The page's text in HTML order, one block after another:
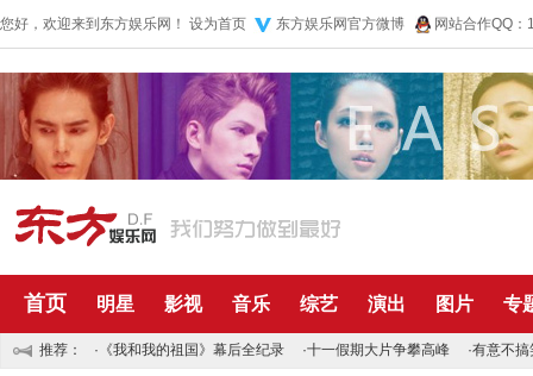
您好，欢迎来到东方娱乐网！ 设为首页 东方娱乐网官方微博 网站合作QQ
首页 明星 影视 音乐 综艺 演出 图片 专
推荐： · 《我和我的祖国》幕后全纪录 ·十一假期大片争攀高峰 ·有意不搞